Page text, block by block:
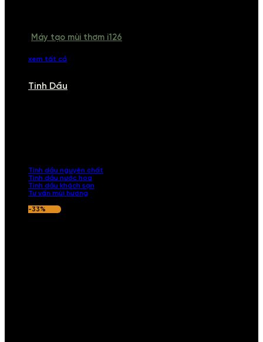
Máy tạo mùi thơm i126
xem tất cả
Tinh Dầu
Tinh dầu nguyên chất
Tinh dầu nước hoa
Tinh dầu khách sạn
Tư vấn mùi hương
-33%